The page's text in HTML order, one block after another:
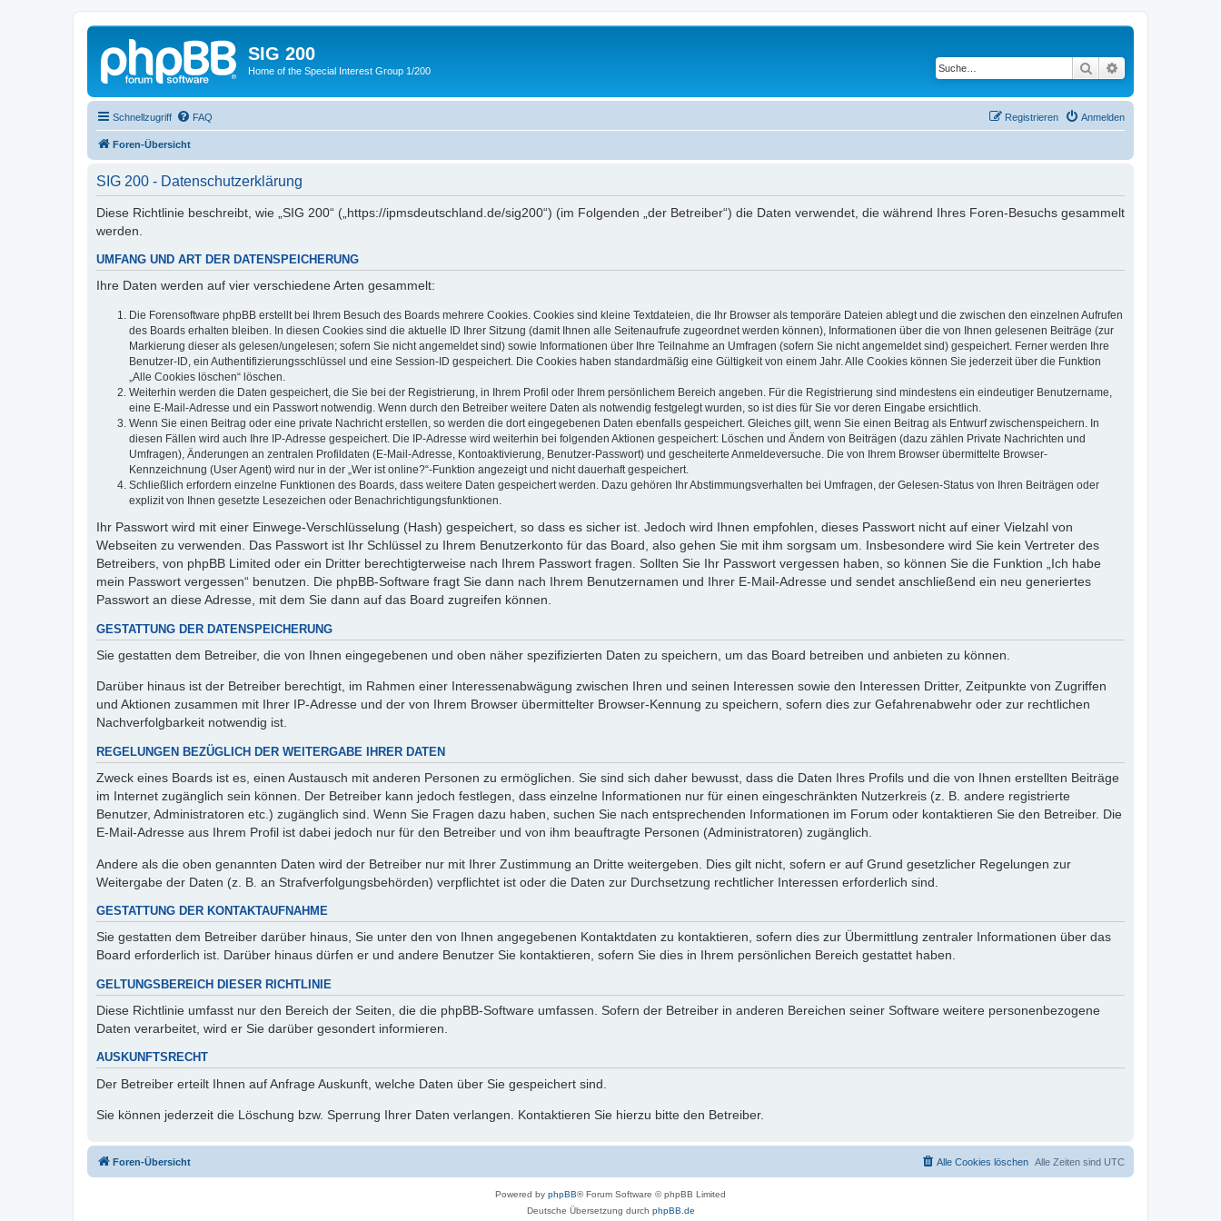
SIG 200
Home of the Special Interest Group 1/200 Suche
Schnellzugriff FAQ Anmelden
Registrieren
Foren-Übersicht
SIG 200 - Datenschutzerklärung
Diese Richtlinie beschreibt, wie „SIG 200“ („https://ipmsdeutschland.de/sig200“) (im Folgenden „der Betreiber“) die Daten verwendet, die während Ihres Foren-Besuchs gesammelt
werden.
UMFANG UND ART DER DATENSPEICHERUNG
Ihre Daten werden auf vier verschiedene Arten gesammelt:
Die Forensoftware phpBB erstellt bei Ihrem Besuch des Boards mehrere Cookies. Cookies sind kleine Textdateien, die Ihr Browser als temporäre Dateien ablegt und die zwischen den einzelnen Aufrufen
des Boards erhalten bleiben. In diesen Cookies sind die aktuelle ID Ihrer Sitzung (damit Ihnen alle Seitenaufrufe zugeordnet werden können), Informationen über die von Ihnen gelesenen Beiträge (zur
Markierung dieser als gelesen/ungelesen; sofern Sie nicht angemeldet sind) sowie Informationen über Ihre Teilnahme an Umfragen (sofern Sie nicht angemeldet sind) gespeichert. Ferner werden Ihre
Benutzer-ID, ein Authentifizierungsschlüssel und eine Session-ID gespeichert. Die Cookies haben standardmäßig eine Gültigkeit von einem Jahr. Alle Cookies können Sie jederzeit über die Funktion
„Alle Cookies löschen“ löschen.
Weiterhin werden die Daten gespeichert, die Sie bei der Registrierung, in Ihrem Profil oder Ihrem persönlichem Bereich angeben. Für die Registrierung sind mindestens ein eindeutiger Benutzername,
eine E-Mail-Adresse und ein Passwort notwendig. Wenn durch den Betreiber weitere Daten als notwendig festgelegt wurden, so ist dies für Sie vor deren Eingabe ersichtlich.
Wenn Sie einen Beitrag oder eine private Nachricht erstellen, so werden die dort eingegebenen Daten ebenfalls gespeichert. Gleiches gilt, wenn Sie einen Beitrag als Entwurf zwischenspeichern. In
diesen Fällen wird auch Ihre IP-Adresse gespeichert. Die IP-Adresse wird weiterhin bei folgenden Aktionen gespeichert: Löschen und Ändern von Beiträgen (dazu zählen Private Nachrichten und
Umfragen), Änderungen an zentralen Profildaten (E-Mail-Adresse, Kontoaktivierung, Benutzer-Passwort) und gescheiterte Anmeldeversuche. Die von Ihrem Browser übermittelte Browser-
Kennzeichnung (User Agent) wird nur in der „Wer ist online?“-Funktion angezeigt und nicht dauerhaft gespeichert.
Schließlich erfordern einzelne Funktionen des Boards, dass weitere Daten gespeichert werden. Dazu gehören Ihr Abstimmungsverhalten bei Umfragen, der Gelesen-Status von Ihren Beiträgen oder
explizit von Ihnen gesetzte Lesezeichen oder Benachrichtigungsfunktionen.
Ihr Passwort wird mit einer Einwege-Verschlüsselung (Hash) gespeichert, so dass es sicher ist. Jedoch wird Ihnen empfohlen, dieses Passwort nicht auf einer Vielzahl von
Webseiten zu verwenden. Das Passwort ist Ihr Schlüssel zu Ihrem Benutzerkonto für das Board, also gehen Sie mit ihm sorgsam um. Insbesondere wird Sie kein Vertreter des
Betreibers, von phpBB Limited oder ein Dritter berechtigterweise nach Ihrem Passwort fragen. Sollten Sie Ihr Passwort vergessen haben, so können Sie die Funktion „Ich habe
mein Passwort vergessen“ benutzen. Die phpBB-Software fragt Sie dann nach Ihrem Benutzernamen und Ihrer E-Mail-Adresse und sendet anschließend ein neu generiertes
Passwort an diese Adresse, mit dem Sie dann auf das Board zugreifen können.
GESTATTUNG DER DATENSPEICHERUNG
Sie gestatten dem Betreiber, die von Ihnen eingegebenen und oben näher spezifizierten Daten zu speichern, um das Board betreiben und anbieten zu können.
Darüber hinaus ist der Betreiber berechtigt, im Rahmen einer Interessenabwägung zwischen Ihren und seinen Interessen sowie den Interessen Dritter, Zeitpunkte von Zugriffen
und Aktionen zusammen mit Ihrer IP-Adresse und der von Ihrem Browser übermittelter Browser-Kennung zu speichern, sofern dies zur Gefahrenabwehr oder zur rechtlichen
Nachverfolgbarkeit notwendig ist.
REGELUNGEN BEZÜGLICH DER WEITERGABE IHRER DATEN
Zweck eines Boards ist es, einen Austausch mit anderen Personen zu ermöglichen. Sie sind sich daher bewusst, dass die Daten Ihres Profils und die von Ihnen erstellten Beiträge
im Internet zugänglich sein können. Der Betreiber kann jedoch festlegen, dass einzelne Informationen nur für einen eingeschränkten Nutzerkreis (z. B. andere registrierte
Benutzer, Administratoren etc.) zugänglich sind. Wenn Sie Fragen dazu haben, suchen Sie nach entsprechenden Informationen im Forum oder kontaktieren Sie den Betreiber. Die
E-Mail-Adresse aus Ihrem Profil ist dabei jedoch nur für den Betreiber und von ihm beauftragte Personen (Administratoren) zugänglich.
Andere als die oben genannten Daten wird der Betreiber nur mit Ihrer Zustimmung an Dritte weitergeben. Dies gilt nicht, sofern er auf Grund gesetzlicher Regelungen zur
Weitergabe der Daten (z. B. an Strafverfolgungsbehörden) verpflichtet ist oder die Daten zur Durchsetzung rechtlicher Interessen erforderlich sind.
GESTATTUNG DER KONTAKTAUFNAHME
Sie gestatten dem Betreiber darüber hinaus, Sie unter den von Ihnen angegebenen Kontaktdaten zu kontaktieren, sofern dies zur Übermittlung zentraler Informationen über das
Board erforderlich ist. Darüber hinaus dürfen er und andere Benutzer Sie kontaktieren, sofern Sie dies in Ihrem persönlichen Bereich gestattet haben.
GELTUNGSBEREICH DIESER RICHTLINIE
Diese Richtlinie umfasst nur den Bereich der Seiten, die die phpBB-Software umfassen. Sofern der Betreiber in anderen Bereichen seiner Software weitere personenbezogene
Daten verarbeitet, wird er Sie darüber gesondert informieren.
AUSKUNFTSRECHT
Der Betreiber erteilt Ihnen auf Anfrage Auskunft, welche Daten über Sie gespeichert sind.
Sie können jederzeit die Löschung bzw. Sperrung Ihrer Daten verlangen. Kontaktieren Sie hierzu bitte den Betreiber.
Foren-Übersicht Alle Zeiten sind UTC
Alle Cookies löschen
Powered by phpBB® Forum Software © phpBB Limited
Deutsche Übersetzung durch phpBB.de